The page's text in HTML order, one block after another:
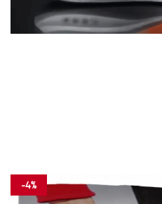
-4%